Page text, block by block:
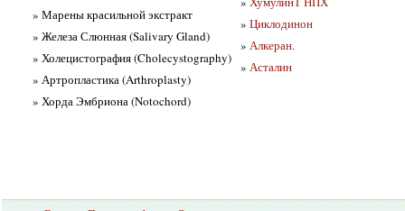
» Марены красильной экстракт
» Железа Слюнная (Salivary Gland)
» Холецистография (Cholecystography)
» Артропластика (Arthroplasty)
» Хорда Эмбриона (Notochord)
» Циклодинон
» Алкеран.
» Асталин